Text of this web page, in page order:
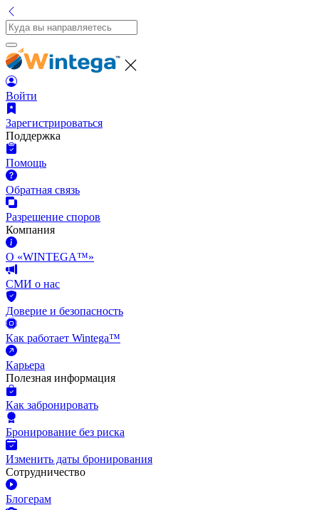
Войти
Зарегистрироваться
Поддержка
Помощь
Обратная связь
Разрешение споров
Компания
О «WINTEGA™»
СМИ о нас
Доверие и безопасность
Как работает Wintega™
Карьера
Полезная информация
Как забронировать
Бронирование без риска
Изменить даты бронирования
Сотрудничество
Блогерам